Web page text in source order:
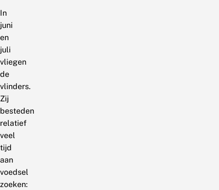
In
juni
en
juli
vliegen
de
vlinders.
Zij
besteden
relatief
veel
tijd
aan
voedsel
zoeken: